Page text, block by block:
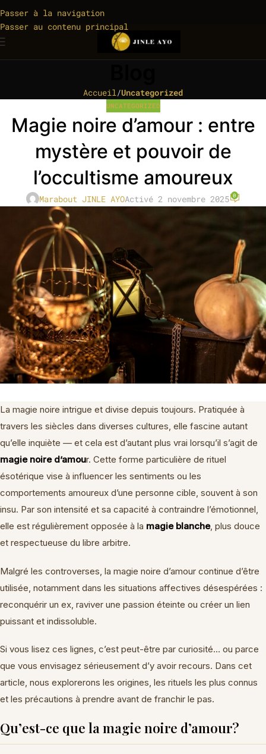
Passer à la navigation
Passer au contenu principal
Accueil/Uncategorized
UNCATEGORIZED
Magie noire d’amour : entre
mystère et pouvoir de
l’occultisme amoureux
Marabout JINLE AYOActivé 2 novembre 2025 0
La magie noire intrigue et divise depuis toujours. Pratiquée à
travers les siècles dans diverses cultures, elle fascine autant
qu’elle inquiète — et cela est d’autant plus vrai lorsqu’il s’agit de
magie noire d’amour. Cette forme particulière de rituel
ésotérique vise à influencer les sentiments ou les
comportements amoureux d’une personne cible, souvent à son
insu. Par son intensité et sa capacité à contraindre l’émotionnel,
elle est régulièrement opposée à la magie blanche, plus douce
et respectueuse du libre arbitre.
Malgré les controverses, la magie noire d’amour continue d’être
utilisée, notamment dans les situations affectives désespérées :
reconquérir un ex, raviver une passion éteinte ou créer un lien
puissant et indissoluble.
Si vous lisez ces lignes, c’est peut-être par curiosité… ou parce
que vous envisagez sérieusement d’y avoir recours. Dans cet
article, nous explorerons les origines, les rituels les plus connus
et les précautions à prendre avant de franchir le pas.
Qu’est-ce que la magie noire d’amour?